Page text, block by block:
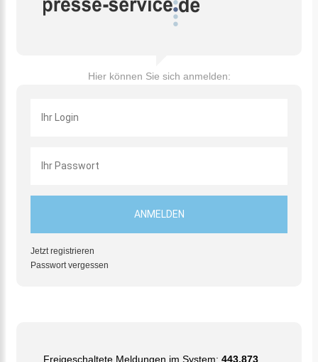
Hier können Sie sich anmelden:
Jetzt registrieren
Passwort vergessen
Freigeschaltete Meldungen im System: 443.873